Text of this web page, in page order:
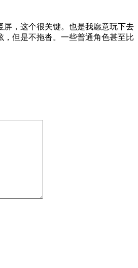
屏，这个很关键。也是我愿意玩下去
，但是不拖沓。一些普通角色甚至比